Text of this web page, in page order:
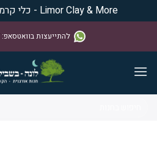
Limor Clay & More - כלי קרמיקה שימושיים
להתייעצות בוואטסאפ: